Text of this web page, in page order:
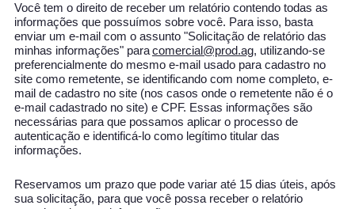
Você tem o direito de receber um relatório contendo todas as
informações que possuímos sobre você. Para isso, basta
enviar um e-mail com o assunto "Solicitação de relatório das
minhas informações" paracomercial@prod.ag, utilizando-se
preferencialmente do mesmo e-mail usado para cadastro no
site como remetente, se identificando com nome completo, e-
mail de cadastro no site (nos casos onde o remetente não é o
e-mail cadastrado no site) e CPF. Essas informações são
necessárias para que possamos aplicar o processo de
autenticação e identificá-lo como legítimo titular das
informações.
Reservamos um prazo que pode variar até 15 dias úteis, após
sua solicitação, para que você possa receber o relatório